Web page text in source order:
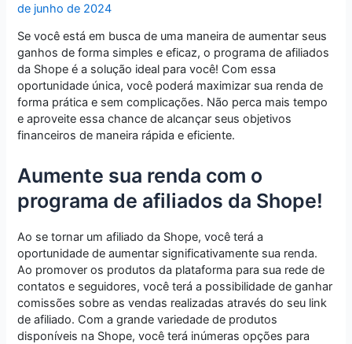
de junho de 2024
Se você está em busca de uma maneira de aumentar seus
ganhos de forma simples e eficaz, o programa de afiliados
da Shope é a solução ideal para você! Com essa
oportunidade única, você poderá maximizar sua renda de
forma prática e sem complicações. Não perca mais tempo
e aproveite essa chance de alcançar seus objetivos
financeiros de maneira rápida e eficiente.
Aumente sua renda com o
programa de afiliados da Shope!
Ao se tornar um afiliado da Shope, você terá a
oportunidade de aumentar significativamente sua renda.
Ao promover os produtos da plataforma para sua rede de
contatos e seguidores, você terá a possibilidade de ganhar
comissões sobre as vendas realizadas através do seu link
de afiliado. Com a grande variedade de produtos
disponíveis na Shope, você terá inúmeras opções para